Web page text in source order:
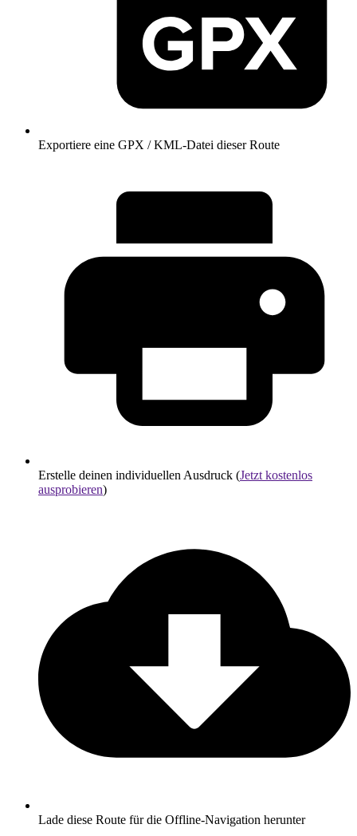
Exportiere eine GPX / KML-Datei dieser Route
Erstelle deinen individuellen Ausdruck (Jetzt kostenlos
ausprobieren)
Lade diese Route für die Offline-Navigation herunter